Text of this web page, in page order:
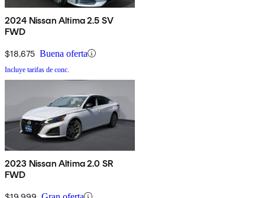
2024 Nissan Altima 2.5 SV
FWD
$18,675 Buena oferta
Incluye tarifas de conc.
2023 Nissan Altima 2.0 SR
FWD